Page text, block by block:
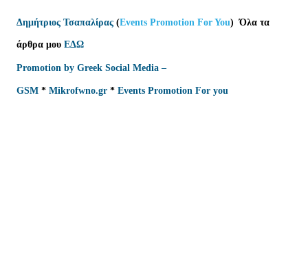
Δημήτριος Τσαπαλίρας (Events Promotion For You) Όλα τα
άρθρα μου ΕΔΩ
Promotion by Greek Social Media –
GSM * Mikrofwno.gr * Events Promotion For you